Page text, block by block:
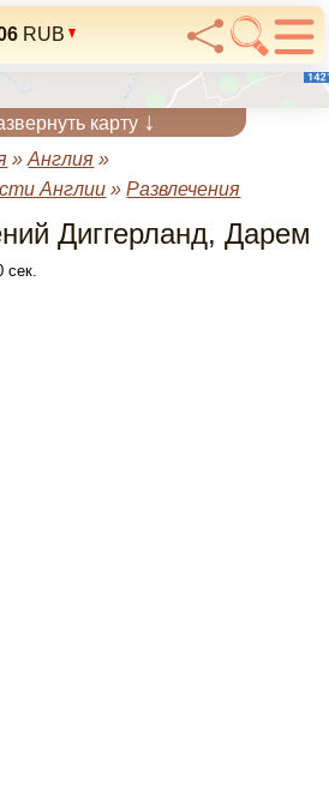
RUB
карту ↓
»Англия »
Англии »Развлечения
Диггерланд, Дарем
сек.